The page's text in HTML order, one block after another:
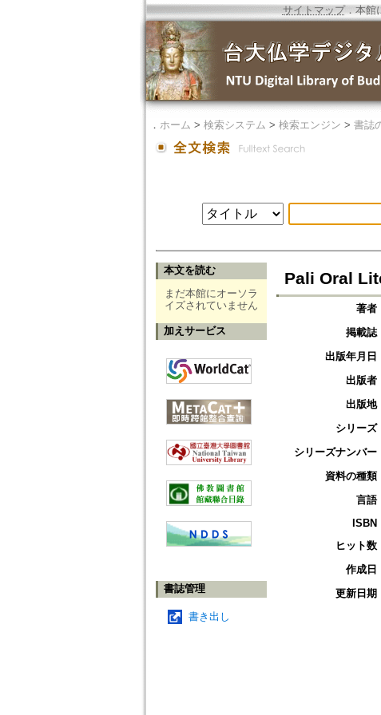
サイトマップ．本館
． ホーム > 検索システム > 検索エンジン > 書誌
本文を読む
まだ本館にオーソラ
イズされていません
加えサービス
書誌管理
書き出し
Pali Oral
著者
掲載誌
出版年月日
出版者
出版地
シリーズ
シリーズナンバー
資料の種類
言語
ISBN
ヒット数
作成日
更新日期